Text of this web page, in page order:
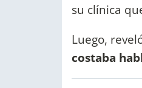
su clínica
Luego,
costaba